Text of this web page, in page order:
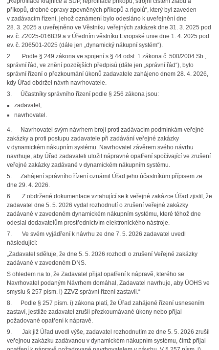
příkopů, drobné opravy zpevněných příkopů a rigolů“, který byl zaveden
v zadávacím řízení, jehož oznámení bylo odesláno k uveřejnění dne
28. 3. 2025 a uveřejněno ve Věstníku veřejných zakázek dne 31. 3. 2025 pod
ev. č. Z2025-016839 a v Úředním věstníku Evropské unie dne 1. 4. 2025 pod
ev. č. 206501-2025 (dále jen „dynamický nákupní systém“).
2. Podle § 249 zákona ve spojení s § 44 odst. 1 zákona č. 500/2004 Sb.,
správní řád, ve znění pozdějších předpisů (dále jen „správní řád“), bylo
správní řízení o přezkoumání úkonů zadavatele zahájeno dnem 28. 4. 2026,
kdy Úřad obdržel návrh navrhovatele.
3. Účastníky správního řízení podle § 256 zákona jsou:
zadavatel,
navrhovatel.
4. Navrhovatel svým návrhem brojí proti zadávacím podmínkám veřejné
zakázky a proti postupu zadavatele při zadávání veřejné zakázky
v dynamickém nákupním systému. Navrhovatel závěrem svého návrhu
navrhuje, aby Úřad zadavateli uložil nápravné opatření spočívající ve zrušení
veřejné zakázky zadávané v dynamickém nákupním systému.
5. Zahájení správního řízení oznámil Úřad jeho účastníkům přípisem ze
dne 29. 4. 2026.
6. Z obdržené dokumentace vztahující se k veřejné zakázce Úřad zjistil, že
zadavatel dne 5. 5. 2026 vydal rozhodnutí o zrušení veřejné zakázky
zadávané v zavedeném dynamickém nákupním systému, které téhož dne
odeslal dodavatelům prostřednictvím elektronického nástroje.
7. Ve svém vyjádření k návrhu ze dne 7. 5. 2026 zadavatel uvedl
následující:
„Zadavatel sděluje, že dne 5. 5. 2026 rozhodl o zrušení Veřejné zakázky
zadávané v zavedeném DNS.
S ohledem na to, že Zadavatel přijal opatření k nápravě, kterého se
Navrhovatel podaným Návrhem domáhal, Zadavatel navrhuje, aby ÚOHS ve
smyslu § 257 písm. i) ZZVZ správní řízení zastavil.“
8. Podle § 257 písm. i) zákona platí, že Úřad zahájené řízení usnesením
zastaví, jestliže zadavatel zrušil přezkoumávané úkony nebo přijal
požadované opatření k nápravě.
9. Jak již Úřad uvedl výše, zadavatel rozhodnutím ze dne 5. 5. 2026 zrušil
veřejnou zakázku zadávanou v dynamickém nákupním systému, čímž přijal